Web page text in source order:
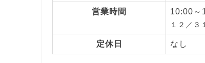
営業時間 10:00～
１２／３
定休日 なし